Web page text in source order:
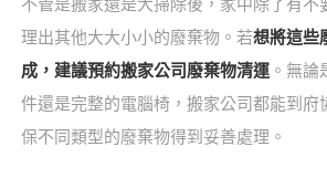
不管是搬家還是大掃除後，家中除了有不
理出其他大大小小的廢棄物。若想將這些
成，建議預約搬家公司廢棄物清運。無論
件還是完整的電腦椅，搬家公司都能到府
保不同類型的廢棄物得到妥善處理。